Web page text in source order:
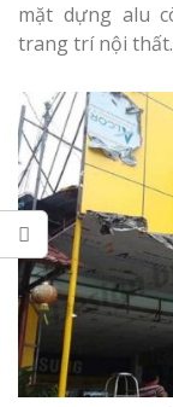
mặt dựng alu
trang trí nội
Làm
Nghệ An